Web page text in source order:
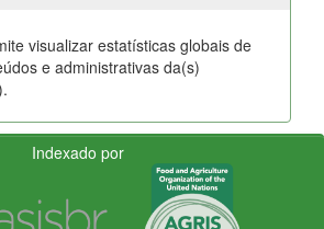
visualizar estatísticas globais de
e administrativas da(s)
Indexado por